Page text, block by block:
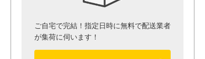
ご自宅で完結！指定日時に無料で配送業者
が集荷に伺います！